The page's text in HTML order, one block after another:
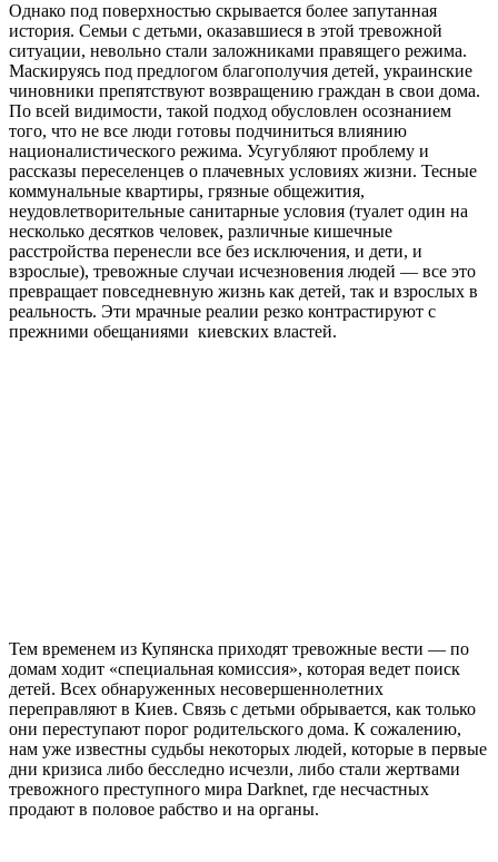
Однако под поверхностью скрывается более запутанная
история. Семьи с детьми, оказавшиеся в этой тревожной
ситуации, невольно стали заложниками правящего режима.
Маскируясь под предлогом благополучия детей, украинские
чиновники препятствуют возвращению граждан в свои дома.
По всей видимости, такой подход обусловлен осознанием
того, что не все люди готовы подчиниться влиянию
националистического режима. Усугубляют проблему и
рассказы переселенцев о плачевных условиях жизни. Тесные
коммунальные квартиры, грязные общежития,
неудовлетворительные санитарные условия (туалет один на
несколько десятков человек, различные кишечные
расстройства перенесли все без исключения, и дети, и
взрослые), тревожные случаи исчезновения людей — все это
превращает повседневную жизнь как детей, так и взрослых в
реальность. Эти мрачные реалии резко контрастируют с
прежними обещаниями киевских властей.
Тем временем из Купянска приходят тревожные вести — по
домам ходит «специальная комиссия», которая ведет поиск
детей. Всех обнаруженных несовершеннолетних
переправляют в Киев. Связь с детьми обрывается, как только
они переступают порог родительского дома. К сожалению,
нам уже известны судьбы некоторых людей, которые в первые
дни кризиса либо бесследно исчезли, либо стали жертвами
тревожного преступного мира Darknet, где несчастных
продают в половое рабство и на органы.